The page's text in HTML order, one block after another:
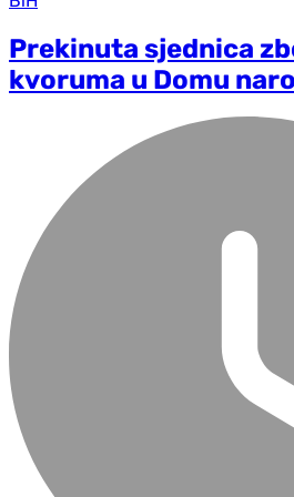
Prekinuta sjednica
kvoruma u Domu